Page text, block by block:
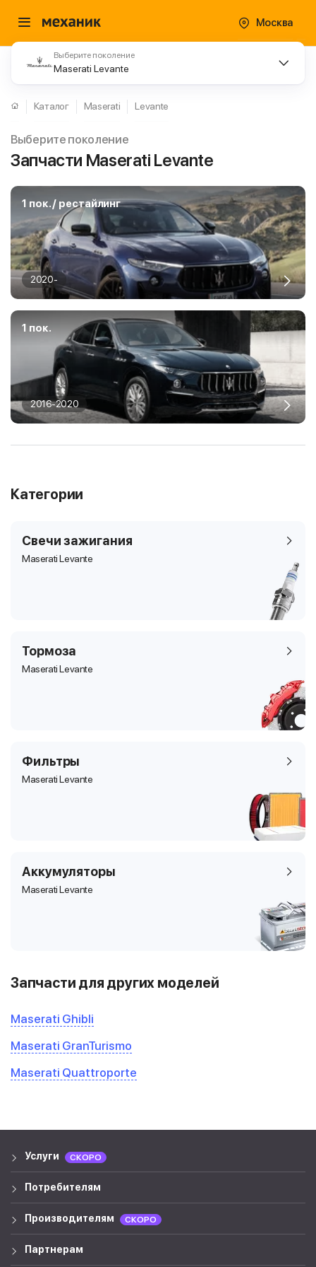
Москва
Выберите поколение
Maserati Levante
Каталог Maserati Levante
Выберите поколение
Запчасти Maserati Levante
1 пок. / рестайлинг
2020-
1 пок.
2016-2020
Категории
Свечи зажигания
Maserati Levante
Тормоза
Maserati Levante
Фильтры
Maserati Levante
Аккумуляторы
Maserati Levante
Запчасти для других моделей
Maserati Ghibli
Maserati GranTurismo
Maserati Quattroporte
Услуги СКОРО
Потребителям
Производителям СКОРО
Партнерам